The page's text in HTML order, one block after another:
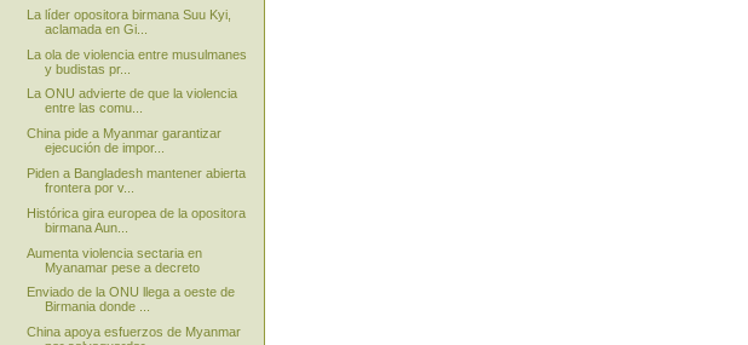
La líder opositora birmana Suu Kyi,
aclamada en Gi...
La ola de violencia entre musulmanes
y budistas pr...
La ONU advierte de que la violencia
entre las comu...
China pide a Myanmar garantizar
ejecución de impor...
Piden a Bangladesh mantener abierta
frontera por v...
Histórica gira europea de la opositora
birmana Aun...
Aumenta violencia sectaria en
Myanamar pese a decreto
Enviado de la ONU llega a oeste de
Birmania donde ...
China apoya esfuerzos de Myanmar